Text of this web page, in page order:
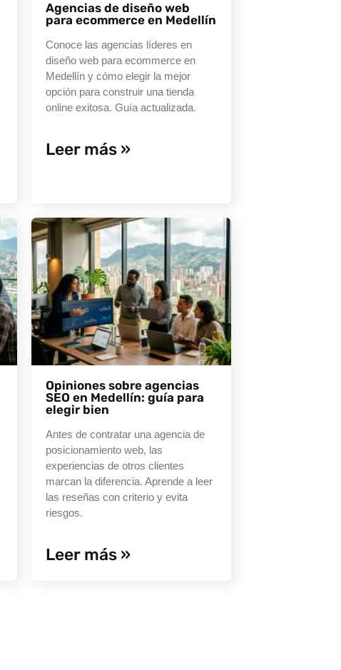
Agencias de diseño web
para ecommerce en Medellín
Conoce las agencias líderes en
diseño web para ecommerce en
Medellín y cómo elegir la mejor
opción para construir una tienda
online exitosa. Guía actualizada.
Leer más »
Opiniones sobre agencias
SEO en Medellín: guía para
elegir bien
Antes de contratar una agencia de
posicionamiento web, las
experiencias de otros clientes
marcan la diferencia. Aprende a leer
las reseñas con criterio y evita
riesgos.
Leer más »